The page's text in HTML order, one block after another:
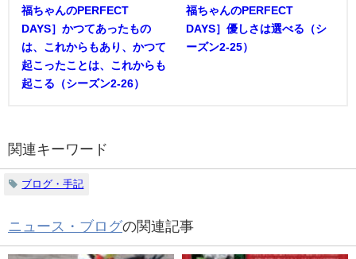
福ちゃんのPERFECT
DAYS］かつてあったもの
は、これからもあり、かつて
起こったことは、これからも
起こる（シーズン2-26）
福ちゃんのPERFECT
DAYS］優しさは選べる（シ
ーズン2-25）
関連キーワード
ブログ・手記
ニュース・ブログの関連記事